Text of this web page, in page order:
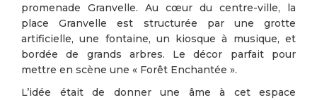
promenade Granvelle. Au cœur du centre-ville, la
place Granvelle est structurée par une grotte
artificielle, une fontaine, un kiosque à musique, et
bordée de grands arbres. Le décor parfait pour
mettre en scène une « Forêt Enchantée ».
L’idée était de donner une âme à cet espace